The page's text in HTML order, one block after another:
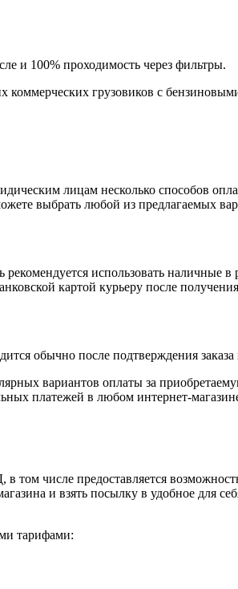
и 100% проходимость через фильтры.
коммерческих грузовиков с
лицам несколько способов
выбрать любой из предлагаемых
использовать наличные
картой курьеру после
обычно после подтверждения
вариантов оплаты за
платежей в любом интернет-
числе предоставляется
и взять посылку в удобное для
тарифами: